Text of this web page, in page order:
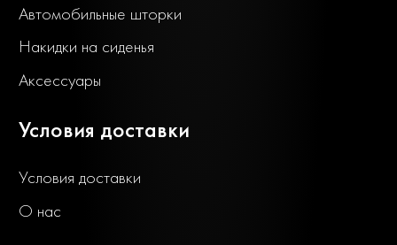
Автомобильные шторки
Накидки на сиденья
Аксессуары
Условия доставки
Условия доставки
О нас